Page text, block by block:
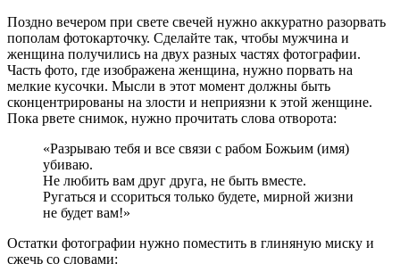
Поздно вечером при свете свечей нужно аккуратно разорвать
пополам фотокарточку. Сделайте так, чтобы мужчина и
женщина получились на двух разных частях фотографии.
Часть фото, где изображена женщина, нужно порвать на
мелкие кусочки. Мысли в этот момент должны быть
сконцентрированы на злости и неприязни к этой женщине.
Пока рвете снимок, нужно прочитать слова отворота:
«Разрываю тебя и все связи с рабом Божьим (имя)
убиваю.
Не любить вам друг друга, не быть вместе.
Ругаться и ссориться только будете, мирной жизни
не будет вам!»
Остатки фотографии нужно поместить в глиняную миску и
сжечь со словами: